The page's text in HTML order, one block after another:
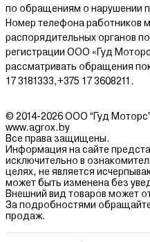
по обращениям о нарушении
Номер телефона работников
распорядительных органов
регистрации ООО «Гуд
рассматривать обращения
17 3181333,+375 17 3608211.
© 2014-2026 ООО “Гуд Моторс”
www.agrox.by
Все права защищены.
Информация на сайте
исключительно в
целях, не является
может быть изменена без
Внешний вид товаров может
За подробностями
продаж.